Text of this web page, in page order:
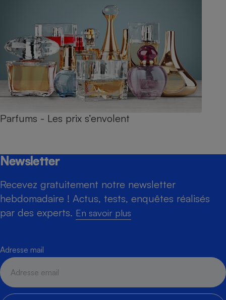
Parfums - Les prix s’envolent
Newsletter
Recevez gratuitement notre newsletter
hebdomadaire ! Actus, tests, enquêtes réalisés
par des experts. En savoir plus
Adresse mail